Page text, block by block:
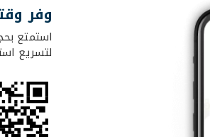
وفر
استمتع
لتسريع